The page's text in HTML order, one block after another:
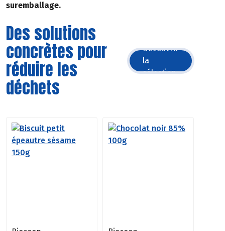
suremballage.
Des solutions
concrètes pour
réduire les
déchets
Découvrir
la
sélection